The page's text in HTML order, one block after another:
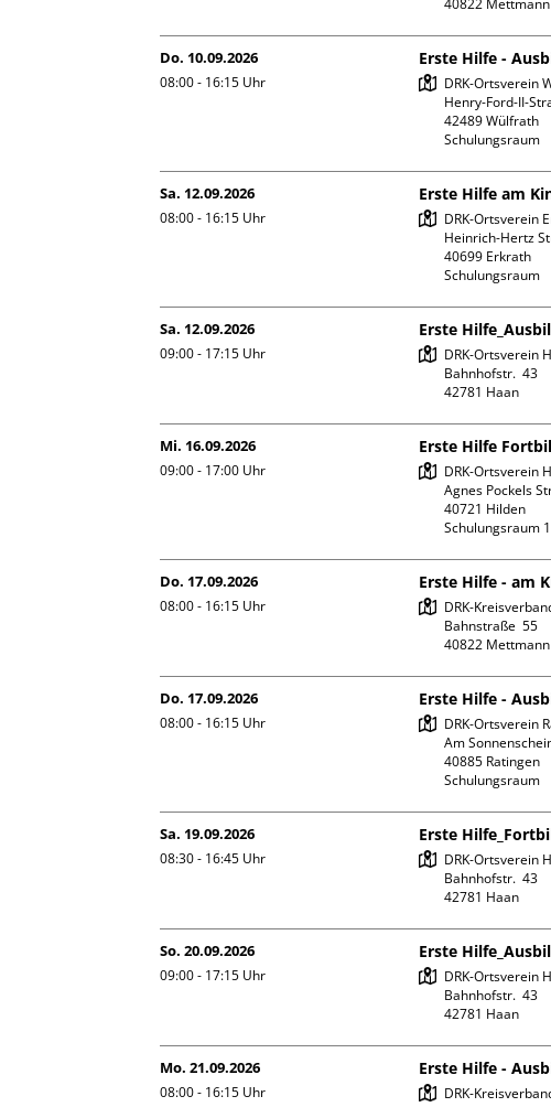
40822 Mettmann
Do. 10.09.2026
08:00 - 16:15 Uhr
Erste Hilfe -
DRK-Ortsverein
Henry-Ford-II-
42489 Wülfrath
Schulungsraum
Sa. 12.09.2026
08:00 - 16:15 Uhr
Erste Hilfe am
DRK-Ortsverein
Heinrich-Hertz
40699 Erkrath
Schulungsraum
Sa. 12.09.2026
09:00 - 17:15 Uhr
Erste
DRK-Ortsverein
Bahnhofstr.  43
42781 Haan
Mi. 16.09.2026
09:00 - 17:00 Uhr
Erste Hilfe
DRK-Ortsverein
Agnes Pockels
40721 Hilden
Schulungsraum
Do. 17.09.2026
08:00 - 16:15 Uhr
Erste Hilfe - am
DRK-
Bahnstraße  55
40822 Mettmann
Do. 17.09.2026
08:00 - 16:15 Uhr
Erste Hilfe -
DRK-Ortsverein
Am
40885 Ratingen
Schulungsraum
Sa. 19.09.2026
08:30 - 16:45 Uhr
Erste
DRK-Ortsverein
Bahnhofstr.  43
42781 Haan
So. 20.09.2026
09:00 - 17:15 Uhr
Erste
DRK-Ortsverein
Bahnhofstr.  43
42781 Haan
Mo. 21.09.2026
08:00 - 16:15 Uhr
Erste Hilfe -
DRK-